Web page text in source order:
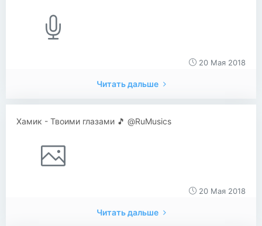
20 Мая 2018
Читать дальше
Хамик - Твоими глазами 🎵 @RuMusics
20 Мая 2018
Читать дальше